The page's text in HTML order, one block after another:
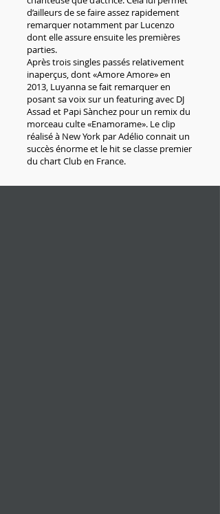
d’ailleurs de se faire assez rapidement
remarquer notamment par Lucenzo
dont elle assure ensuite les premières
parties.
Après trois singles passés relativement
inaperçus, dont «Amore Amore» en
2013, Luyanna se fait remarquer en
posant sa voix sur un featuring avec DJ
Assad et Papi Sànchez pour un remix du
morceau culte «Enamorame». Le clip
réalisé à New York par Adélio connait un
succès énorme et le hit se classe premier
du chart Club en France.